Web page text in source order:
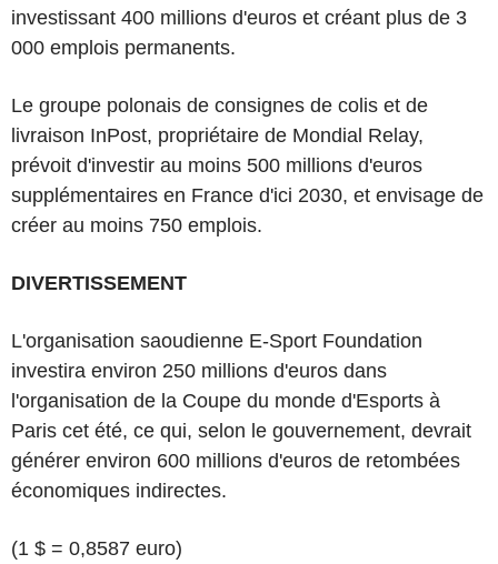
investissant 400 millions d'euros et créant plus de 3
000 emplois permanents.
Le groupe polonais de consignes de colis et de
livraison InPost, propriétaire de Mondial Relay,
prévoit d'investir au moins 500 millions d'euros
supplémentaires en France d'ici 2030, et envisage de
créer au moins 750 emplois.
DIVERTISSEMENT
L'organisation saoudienne E-Sport Foundation
investira environ 250 millions d'euros dans
l'organisation de la Coupe du monde d'Esports à
Paris cet été, ce qui, selon le gouvernement, devrait
générer environ 600 millions d'euros de retombées
économiques indirectes.
(1 $ = 0,8587 euro)